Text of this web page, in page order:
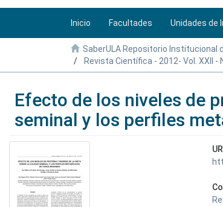
Inicio Facultades Unidades de
SaberULA Repositorio Institucional
Revista Científica - 2012- Vol. XXII -
Efecto de los niveles de
seminal y los perfiles
URI